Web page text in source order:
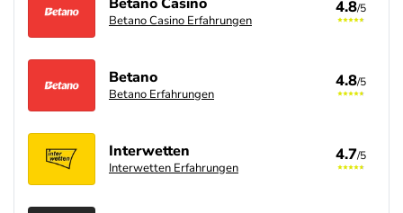
Betano Casino Erfahrungen
4.8/5
Betano
Betano Erfahrungen
4.8/5
Interwetten
Interwetten Erfahrungen
4.7/5